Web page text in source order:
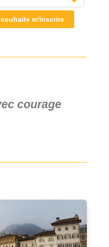
m'inscrire
courage